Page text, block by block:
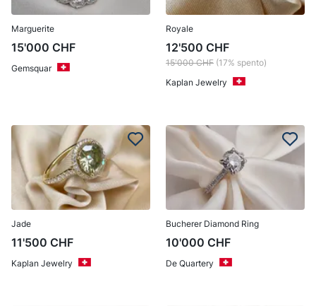
Marguerite
15'000 CHF
Gemsquar
Royale
12'500 CHF
15'000 CHF (17% spento)
Kaplan Jewelry
Jade
11'500 CHF
Kaplan Jewelry
Bucherer Diamond Ring
10'000 CHF
De Quartery